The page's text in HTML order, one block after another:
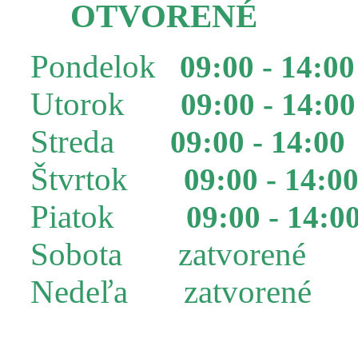
OTVORENÉ
Pondelok 09:00 - 14:00
Utorok 09:00 - 14:00
Streda 09:00 - 14:00
Štvrtok 09:00 - 14:00
Piatok 09:00 -
Sobota zatvorené
Nedeľa zatvorené